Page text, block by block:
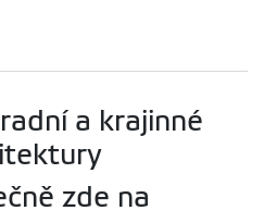
a krajinné
zde na